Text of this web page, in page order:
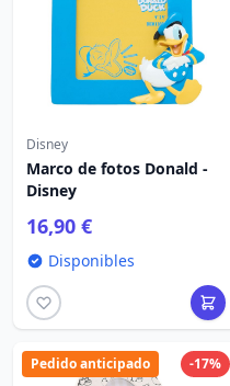
Disney
Marco de fotos Donald -
Disney
16,90 €
Disponibles
-17%
Pedido anticipado